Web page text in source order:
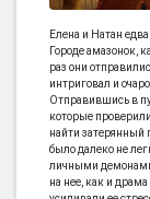
КВЕСТ
КАК СКАЧАТЬ
НОВОСТИ
Елена и Натан
Городе амазонок,
раз они
интриговал и
Отправившись в
которые
найти затерянный
было далеко не
личными
на нее, как и